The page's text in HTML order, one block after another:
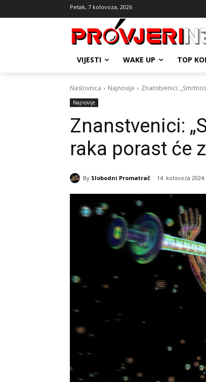
Petak, 7 kolovoza, 2026
VIJESTI WAKE UP TOP
Naslovnica Najnovije Znanstvenici:
Najnovije
Znanstvenici:
raka porast će
By Slobodni Promatrač 14. kolovoza 2024.